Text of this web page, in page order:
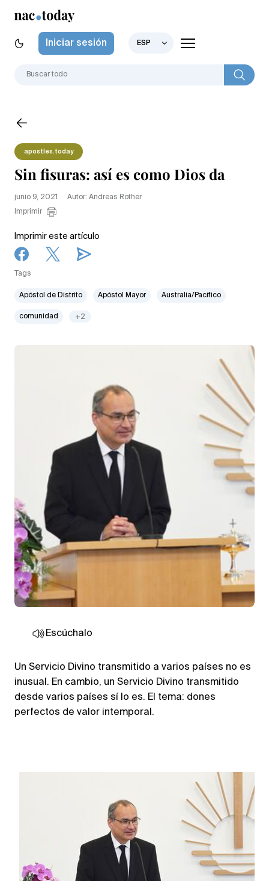
Iniciar sesión ESP
apostles.today
Sin fisuras: así es como Dios da
junio 9, 2021
Autor: Andreas Rother
Imprimir
Imprimir este artículo
Tags
Apóstol de Distrito Apóstol Mayor Australia/Pacífico
comunidad +2
Escúchalo
Un Servicio Divino transmitido a varios países no es
inusual. En cambio, un Servicio Divino transmitido
desde varios países sí lo es. El tema: dones
perfectos de valor intemporal.